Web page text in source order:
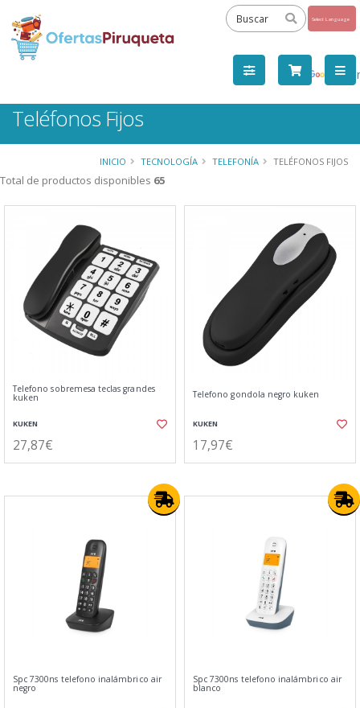
by
Teléfonos Fijos
INICIO TECNOLOGÍA TELEFONÍA TELÉFONOS FIJOS
Total de productos disponibles 65
Telefono sobremesa teclas grandes
kuken
KUKEN
27,87€
Telefono gondola negro kuken
KUKEN
17,97€
Spc 7300ns telefono inalámbrico air
negro
Spc 7300ns telefono inalámbrico air
blanco